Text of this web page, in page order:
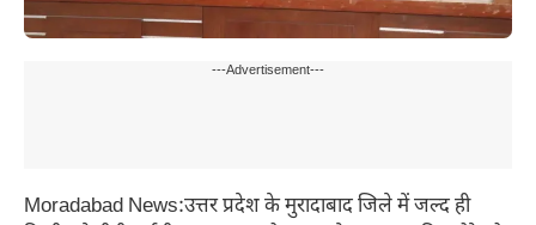
---Advertisement---
Moradabad News:उत्तर प्रदेश के मुरादाबाद जिले में जल्द ही